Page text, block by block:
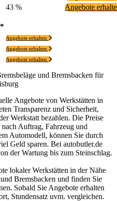
43 %
Angebote
Angebote erhalten
Angebote erhalten
Angebote erhalten
und Bremsbacken für
Angebote von Werkstätten in
Transparenz und Sicherheit,
Werkstatt bezahlen. Die Preise
Auftrag, Fahrzeug und
Automodell, können Sie durch
Geld sparen. Bei autobutler.de
der Wartung bis zum Steinschlag.
lokaler Werkstätten in der Nähe
Bremsbacken und finden Sie
Sobald Sie Angebote erhalten
Stundensatz uvm. vergleichen.